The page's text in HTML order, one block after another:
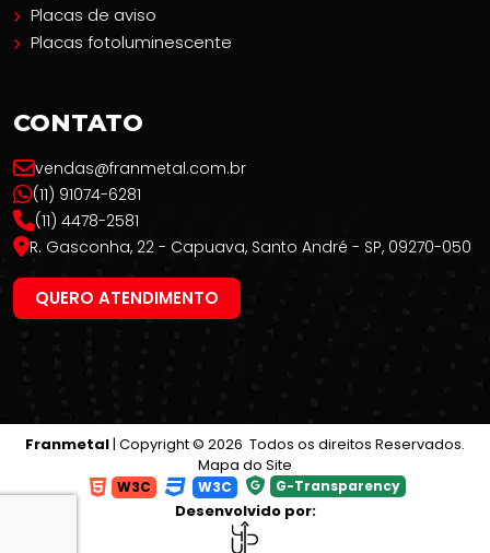
Placas de aviso
Placas fotoluminescente
CONTATO
vendas@franmetal.com.br
(11) 91074-6281
(11) 4478-2581
R. Gasconha, 22 - Capuava, Santo André - SP, 09270-050
QUERO ATENDIMENTO
Franmetal| Copyright © 2026 Todos os direitos Reservados.
Mapa do Site
W3C W3C G-Transparency
Desenvolvido por: